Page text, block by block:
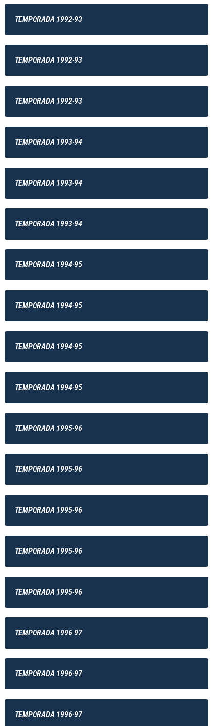
TEMPORADA 1992-93
TEMPORADA 1992-93
TEMPORADA 1992-93
TEMPORADA 1993-94
TEMPORADA 1993-94
TEMPORADA 1993-94
TEMPORADA 1994-95
TEMPORADA 1994-95
TEMPORADA 1994-95
TEMPORADA 1994-95
TEMPORADA 1995-96
TEMPORADA 1995-96
TEMPORADA 1995-96
TEMPORADA 1995-96
TEMPORADA 1995-96
TEMPORADA 1996-97
TEMPORADA 1996-97
TEMPORADA 1996-97